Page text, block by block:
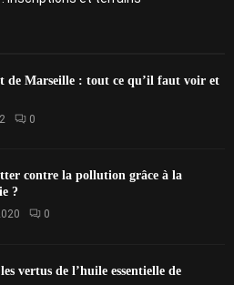
de Marseille : tout ce qu’il faut voir et
0
contre la pollution grâce à la
?
0
vertus de l’huile essentielle de